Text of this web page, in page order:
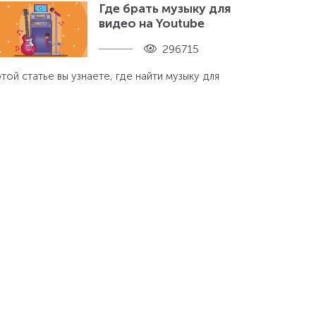
Где брать музыку для
видео на Youtube
296715
статье вы узнаете, где найти музыку для